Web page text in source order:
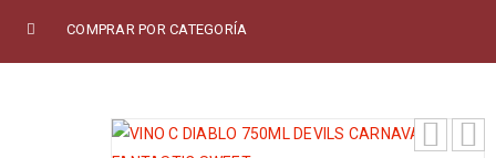
COMPRAR POR CATEGORÍA